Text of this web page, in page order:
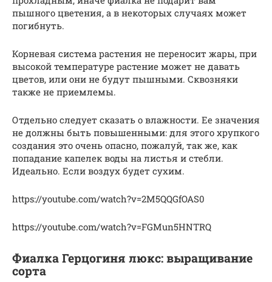
пышного цветения, а в некоторых случаях может
погибнуть.
Корневая система растения не переносит жары, при
высокой температуре растение может не давать
цветов, или они не будут пышными. Сквозняки
также не приемлемы.
Отдельно следует сказать о влажности. Ее значения
не должны быть повышенными: для этого хрупкого
создания это очень опасно, пожалуй, так же, как
попадание капелек воды на листья и стебли.
Идеально. Если воздух будет сухим.
https://youtube.com/watch?v=2M5QQGfOAS0
https://youtube.com/watch?v=FGMun5HNTRQ
Фиалка Герцогиня люкс: выращивание
сорта